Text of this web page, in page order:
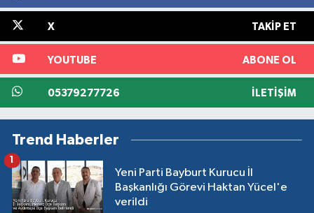
X TAKIP ET
YOUTUBE ABONE OL
05379277726 İLETIŞIM
Trend Haberler
Yeni Parti Bayburt Kurucu İl
Başkanlığı Görevi Haktan Yücel'e
verildi
1